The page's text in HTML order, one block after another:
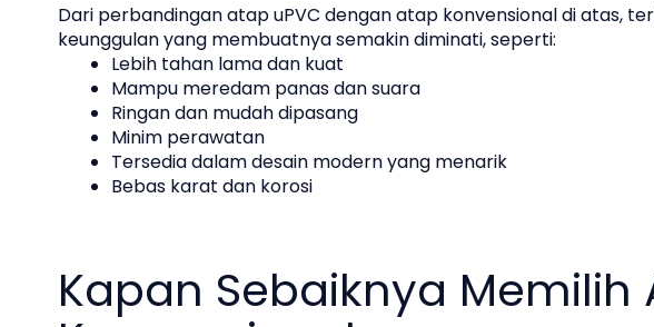
Dari perbandingan atap uPVC dengan atap konvensional di atas,
keunggulan yang membuatnya semakin diminati, seperti:
Lebih tahan lama dan kuat
Mampu meredam panas dan suara
Ringan dan mudah dipasang
Minim perawatan
Tersedia dalam desain modern yang menarik
Bebas karat dan korosi
Kapan Sebaiknya Memilih